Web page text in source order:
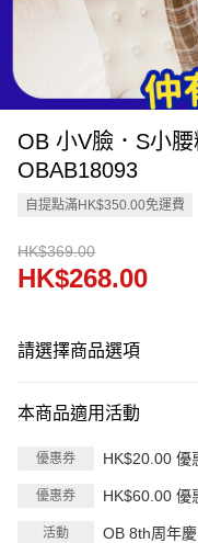
OB 小V臉．S小
OBAB18093
自提點滿HK$350.00免運費
HK$369.00
HK$268.00
請選擇商品選項
本商品適用活動
優惠券 HK$20.00 優
優惠券 HK$60.00 優
活動 OB 8th周年